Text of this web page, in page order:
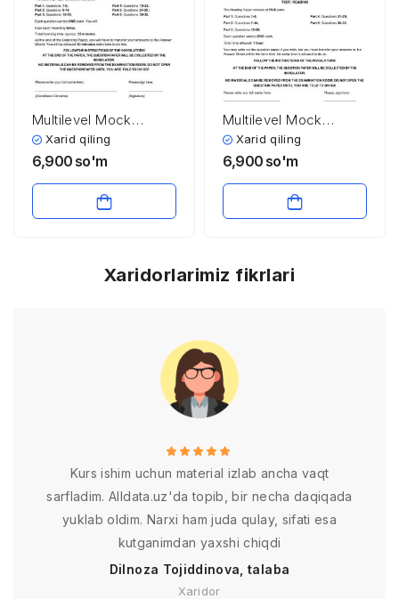
Multilevel Mock
testiga tayyorlanish
uchun listening test
javoblari bilan)
Xarid qiling
6,900 so'm
Multilevel Mock
testiga tayyorlanish
uchun reading test
Xarid qiling
6,900 so'm
Xaridorlarimiz fikrlari
Kurs ishim uchun material izlab ancha vaqt
sarfladim. Alldata.uz'da topib, bir necha daqiqada
yuklab oldim. Narxi ham juda qulay, sifati esa
kutganimdan yaxshi chiqdi
Dilnoza Tojiddinova, talaba
Xaridor